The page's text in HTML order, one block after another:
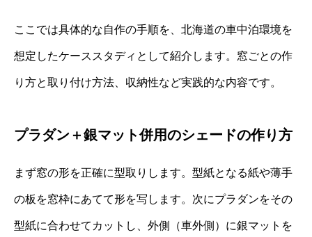
ここでは具体的な自作の手順を、北海道の車中泊環境を
想定したケーススタディとして紹介します。窓ごとの作
り方と取り付け方法、収納性など実践的な内容です。
プラダン＋銀マット併用のシェードの作り方
まず窓の形を正確に型取りします。型紙となる紙や薄手
の板を窓枠にあてて形を写します。次にプラダンをその
型紙に合わせてカットし、外側（車外側）に銀マットを